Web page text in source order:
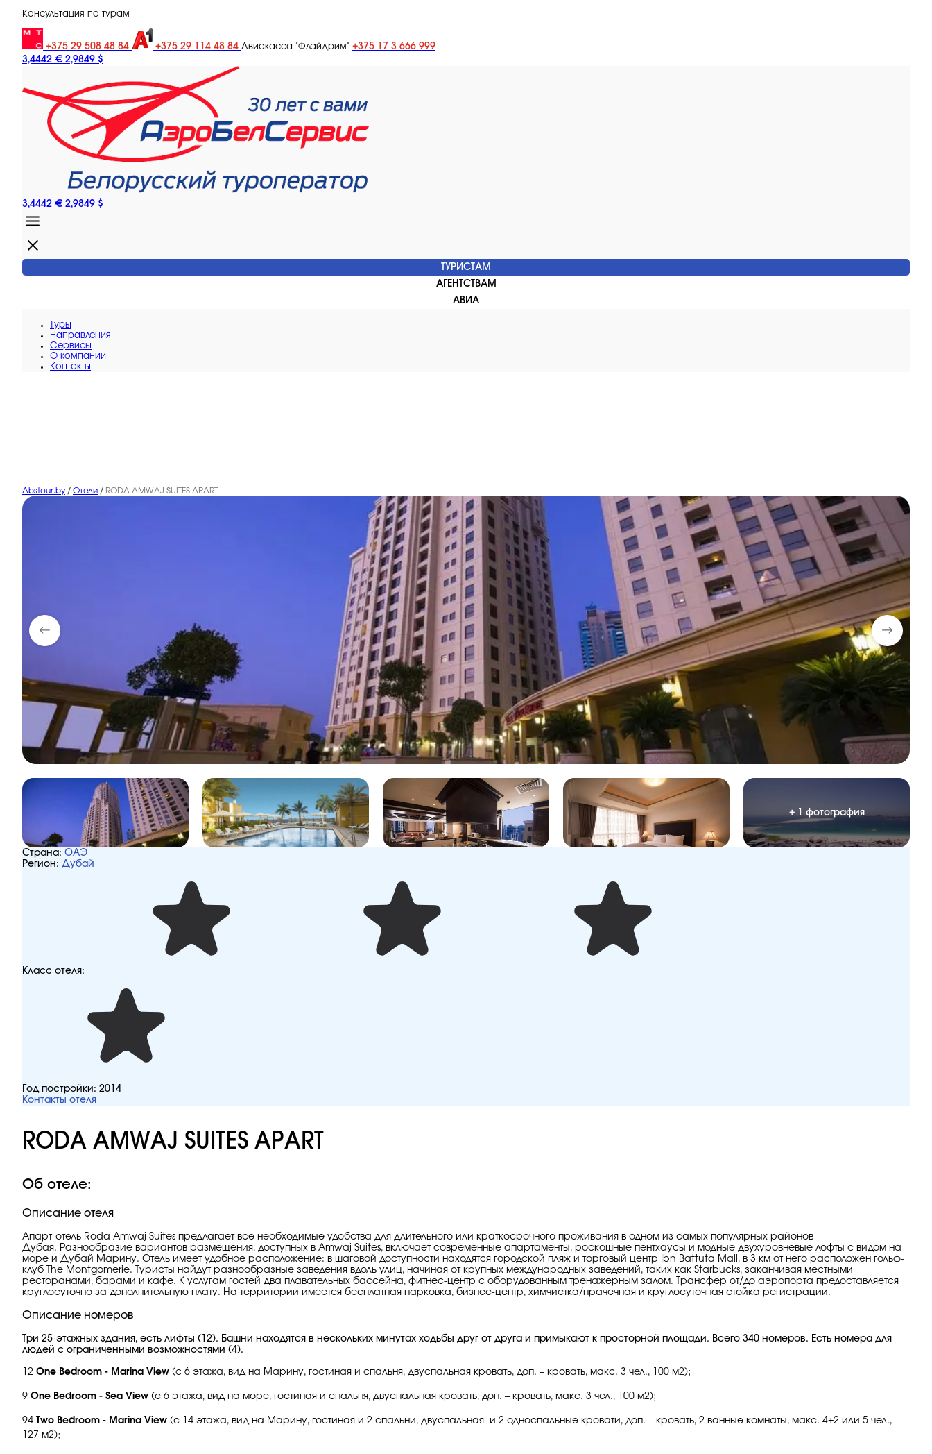
Консультация по турам
+375 29 508 48 84 +375 29 114 48 84 Авиакасса "Флайдрим" +375 17 3 666 999
3,4442 € 2,9849 $
3,4442 € 2,9849 $
ТУРИСТАМ
АГЕНТСТВАМ
АВИА
Туры
Направления
Сервисы
O компании
Контакты
Abstour.by / Отели / RODA AMWAJ SUITES APART
+ 1 фотография
Страна: ОАЭ
Регион: Дубай
Класс отеля:
Год постройки: 2014
Контакты отеля
RODA AMWAJ SUITES APART
Об отеле:
Описание отеля
Апарт-отель Roda Amwaj Suites предлагает все необходимые удобства для длительного или краткосрочного проживания в одном из самых популярных районов
Дубая. Разнообразие вариантов размещения, доступных в Amwaj Suites, включает современные апартаменты, роскошные пентхаусы и модные двухуровневые лофты с видом на
море и Дубай Марину. Отель имеет удобное расположение: в шаговой доступности находятся городской пляж и торговый центр Ibn Battuta Mall, в 3 км от него расположен гольф-
клуб The Montgomerie. Туристы найдут разнообразные заведения вдоль улиц, начиная от крупных международных заведений, таких как Starbucks, заканчивая местными
ресторанами, барами и кафе. К услугам гостей два плавательных бассейна, фитнес-центр с оборудованным тренажерным залом. Трансфер от/до аэропорта предоставляется
круглосуточно за дополнительную плату. На территории имеется бесплатная парковка, бизнес-центр, химчистка/прачечная и круглосуточная стойка регистрации.
Описание номеров
Три 25-этажных здания, есть лифты (12). Башни находятся в нескольких минутах ходьбы друг от друга и примыкают к просторной площади. Всего 340 номеров. Есть номера для
людей с ограниченными возможностями (4).
12 One Bedroom - Marina View (с 6 этажа, вид на Марину, гостиная и спальня, двуспальная кровать, доп. – кровать, макс. 3 чел., 100 м2);
9 One Bedroom - Sea View (с 6 этажа, вид на море, гостиная и спальня, двуспальная кровать, доп. – кровать, макс. 3 чел., 100 м2);
94 Two Bedroom - Marina View (с 14 этажа, вид на Марину, гостиная и 2 спальни, двуспальная и 2 односпальные кровати, доп. – кровать, 2 ванные комнаты, макс. 4+2 или 5 чел.,
127 м2);